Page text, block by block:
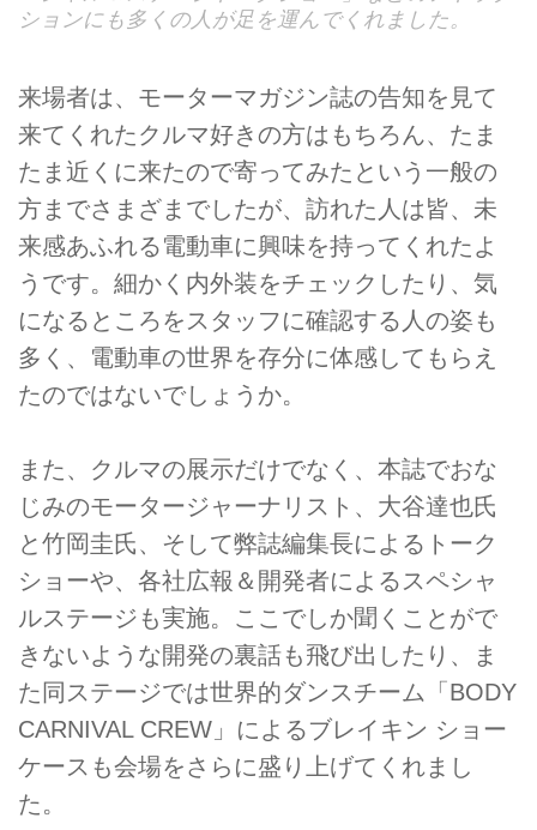
ションにも多くの人が足を運んでくれました。
来場者は、モーターマガジン誌の告知を見て
来てくれたクルマ好きの方はもちろん、たま
たま近くに来たので寄ってみたという一般の
方までさまざまでしたが、訪れた人は皆、未
来感あふれる電動車に興味を持ってくれたよ
うです。細かく内外装をチェックしたり、気
になるところをスタッフに確認する人の姿も
多く、電動車の世界を存分に体感してもらえ
たのではないでしょうか。
また、クルマの展示だけでなく、本誌でおな
じみのモータージャーナリスト、大谷達也氏
と竹岡圭氏、そして弊誌編集長によるトーク
ショーや、各社広報＆開発者によるスペシャ
ルステージも実施。ここでしか聞くことがで
きないような開発の裏話も飛び出したり、ま
た同ステージでは世界的ダンスチーム「BODY
CARNIVAL CREW」によるブレイキン ショー
ケースも会場をさらに盛り上げてくれまし
た。